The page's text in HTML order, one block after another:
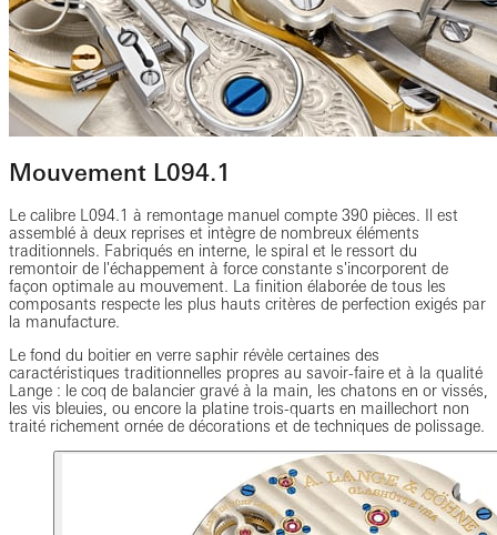
Mouvement L094.1
Le calibre L094.1 à remontage manuel compte 390 pièces. Il est
assemblé à deux reprises et intègre de nombreux éléments
traditionnels. Fabriqués en interne, le spiral et le ressort du
remontoir de l'échappement à force constante s'incorporent de
façon optimale au mouvement. La finition élaborée de tous les
composants respecte les plus hauts critères de perfection exigés par
la manufacture.
Le fond du boitier en verre saphir révèle certaines des
caractéristiques traditionnelles propres au savoir-faire et à la qualité
Lange : le coq de balancier gravé à la main, les chatons en or vissés,
les vis bleuies, ou encore la platine trois-quarts en maillechort non
traité richement ornée de décorations et de techniques de polissage.